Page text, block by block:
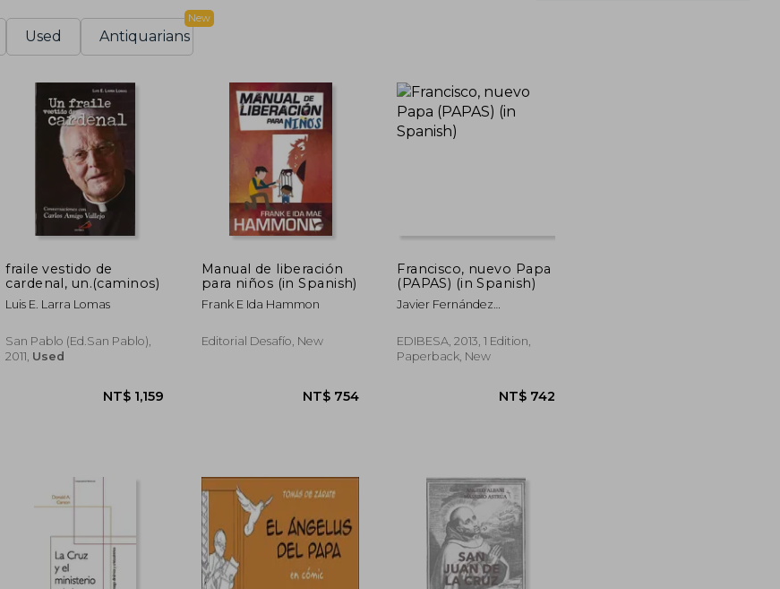
Used Antiquarians
New
fraile vestido de
cardenal, un.(caminos)
Luis E. Larra Lomas
San Pablo (ed.san Pablo),
2011, Used
NT$ 1,159
Manual de liberación
para niños (in Spanish)
Frank E Ida Hammon
Editorial Desafío, New
NT$ 754
Francisco, nuevo Papa
(PAPAS) (in Spanish)
Javier Fernández
EDIBESA, 2013, 1 Edition,
Paperback, New